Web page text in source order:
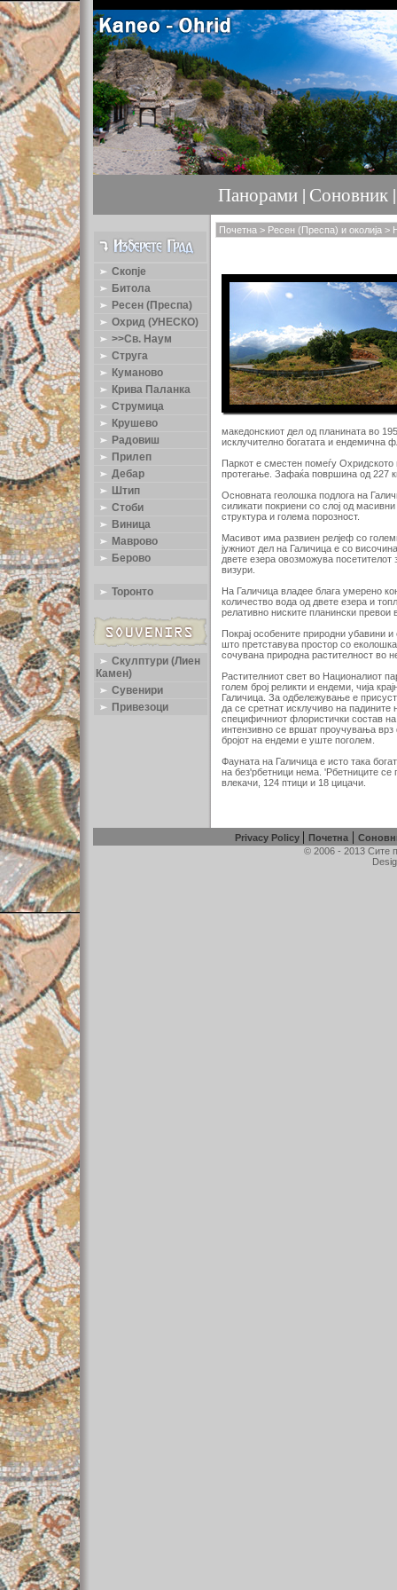
Панорами | Соновник |
Скопје
Битола
Ресен (Преспа)
Охрид (УНЕСКО)
>>Св. Наум
Струга
Куманово
Крива Паланка
Струмица
Крушево
Радовиш
Прилеп
Дебар
Штип
Стоби
Виница
Маврово
Берово
Торонто
Скулптури (Лиен
Камен)
Сувенири
Привезоци
Почетна > Ресен (Преспа) и околија >
македонскиот дел од планината во
исклучително богатата и ендемична
Паркот е сместен помеѓу
протегање. Зафаќа површина од 227
Основната геолошка подлога на
силикати покриени со слој од
структура и голема порозност.
Масивот има развиен релјеф со
јужниот дел на Галичица е со
двете езера овозможува
визури.
На Галичица владее блага умерено
количество вода од двете езера и
релативно ниските планински превои
Покрај особените природни убавини
што претставува простор со
сочувана природна растителност во
Растителниот свет во Националиот
голем број реликти и ендеми, чија
Галичица. За одбележување е
да се сретнат исклучиво на падините
специфичниот флористички состав
интензивно се вршат проучувања врз
бројот на ендеми е уште поголем.
Фауната на Галичица е исто така
на без'рбетници нема. 'Рбетниците
влекачи, 124 птици и 18 цицачи.
Privacy Policy | Почетна |
© 2006 - 2013 Сите